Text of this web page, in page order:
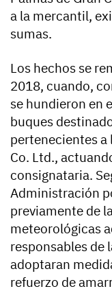
a la mercantil,
sumas.
Los hechos se
2018, cuando,
se hundieron en
buques
pertenecientes
Co. Ltd.,
consignataria.
Administración
previamente de
meteorológicas
responsables de
adoptaran
refuerzo de